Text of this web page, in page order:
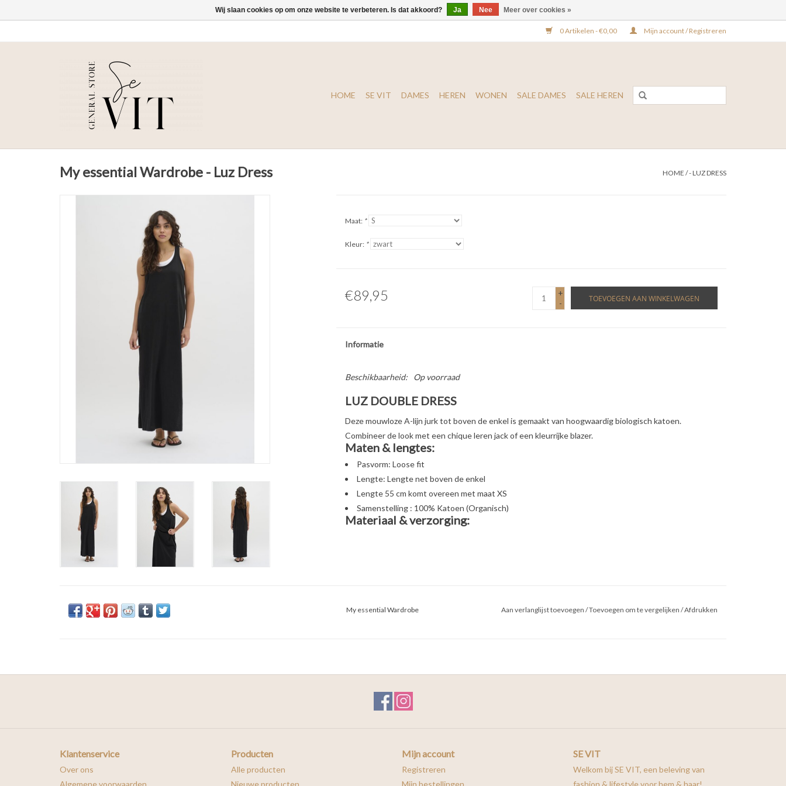
0 Artikelen - €0,00 Mijn account / Registreren
HOME SE VIT DAMES HEREN WONEN SALE DAMES SALE HEREN
My essential Wardrobe - Luz Dress HOME /- LUZ DRESS
Maat: *
Kleur: *
€89,95
+
-
TOEVOEGEN AAN WINKELWAGEN
Informatie
Beschikbaarheid: Op voorraad
LUZ DOUBLE DRESS
Deze mouwloze A-lijn jurk tot boven de enkel is gemaakt van hoogwaardig biologisch katoen.
Combineer de look met een chique leren jack of een kleurrijke blazer.
Maten & lengtes:
Pasvorm: Loose fit
Lengte: Lengte net boven de enkel
Lengte 55 cm komt overeen met maat XS
Samenstelling : 100% Katoen (Organisch)
Materiaal & verzorging:
My essential Wardrobe Aan verlanglijst toevoegen /Toevoegen om te vergelijken /Afdrukken
Klantenservice
Over ons
Algemene voorwaarden
Producten
Alle producten
Nieuwe producten
Mijn account
Registreren
Mijn bestellingen
SE VIT
Welkom bij SE VIT, een beleving van
fashion & lifestyle voor hem & haar!
Wij slaan cookies op om onze website te verbeteren. Is dat akkoord? Ja Nee Meer over cookies »